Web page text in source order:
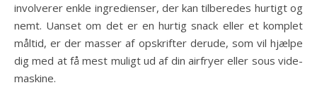
involverer enkle ingredienser, der kan tilberedes hurtigt og
nemt. Uanset om det er en hurtig snack eller et komplet
måltid, er der masser af opskrifter derude, som vil hjælpe
dig med at få mest muligt ud af din airfryer eller sous vide-
maskine.